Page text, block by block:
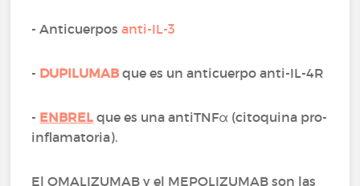
- Anticuerposanti-IL-3
- DUPILUMAB que es un anticuerpo anti-IL-4R
- ENBREL que es una antiTNFα (citoquina pro-
inflamatoria).
El OMALIZUMAB y el MEPOLIZUMAB son las